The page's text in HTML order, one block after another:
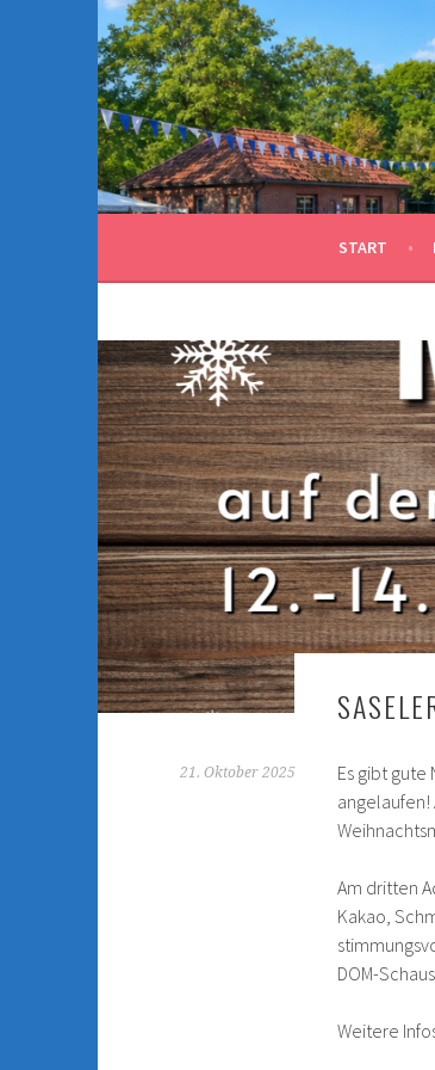
Springe
zum
Inhalt
START
21. Oktober 2025
Es gibt gute
angelaufen!
Am dritten
Kakao,
DOM-
Weitere